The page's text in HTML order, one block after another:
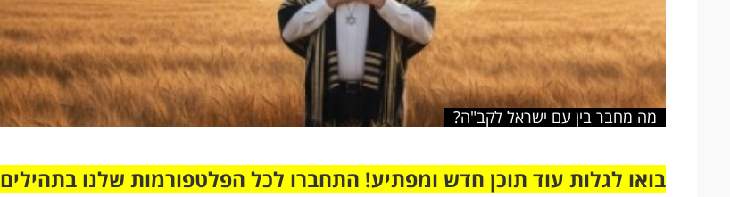
מה מחבר בין עם ישראל לקב"ה?
בואו לגלות עוד תוכן חדש ומפתיע! התחברו לכל הפלטפורמות שלנו בתהילים